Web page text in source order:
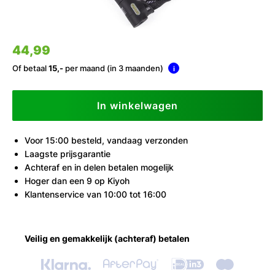
44,99
Of betaal15,- per maand (in 3 maanden) i
In winkelwagen
Voor 15:00 besteld, vandaag verzonden
Laagste prijsgarantie
Achteraf en in delen betalen mogelijk
Hoger dan een 9 op Kiyoh
Klantenservice van 10:00 tot 16:00
Veilig en gemakkelijk (achteraf) betalen